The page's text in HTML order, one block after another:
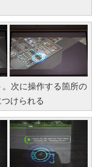
次に操作する箇所の
けられる